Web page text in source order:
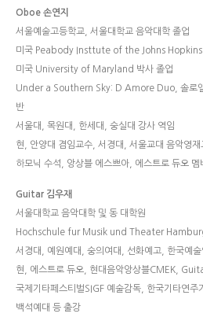
Oboe 손연지
서울예술고등학교, 서울대학교 음악대학 졸업
미국 Peabody Insttute of the Johns Hopkins
미국 University of Maryland 박사 졸업
Under a Southern Sky: D Amore Duo, 솔로
반
서울대, 목원대, 한세대, 숭실대 강사 역임
현, 안양대 겸임교수, 서경대, 서울교대 음악영
하모닉 수석, 앙상블 에스쁘아, 에스트로 듀오 멤
Guitar 김우재
서울대학교 음악대학 및 동 대학원
Hochschule fur Musik und Theater
서경대, 예원예대, 숭의여대, 선화예고, 한국예
현, 에스트로 듀오, 현대음악앙상블CMEK,
국제기타페스티벌SIGF 예술감독, 한국기타연주
백석예대 등 출강